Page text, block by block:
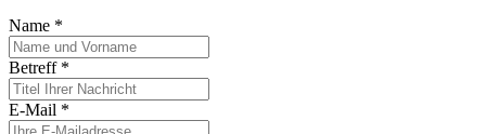
Name *
Betreff *
E-Mail *